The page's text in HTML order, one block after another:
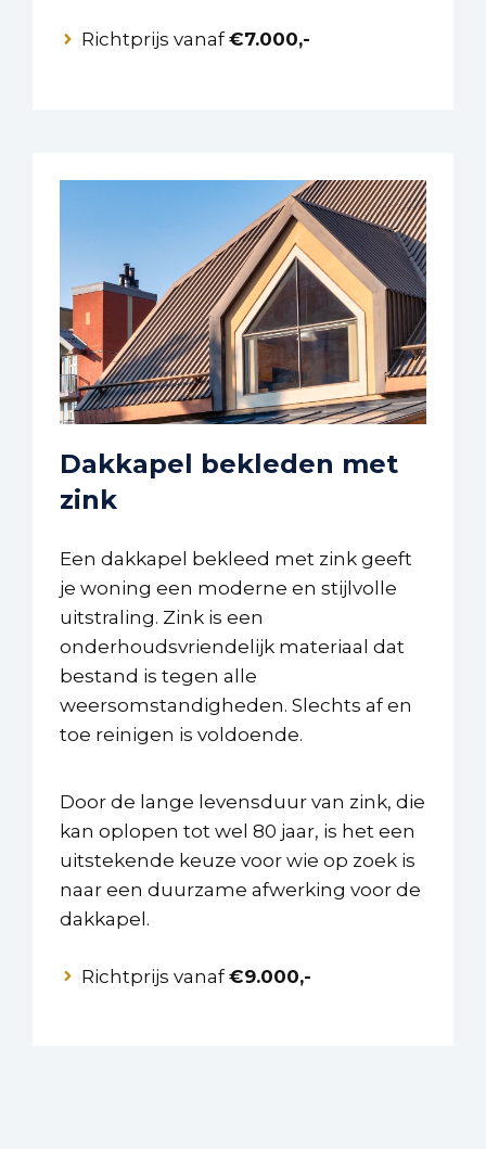
Richtprijs vanaf€7.000,-
Dakkapel bekleden met
zink
Een dakkapel bekleed met zink geeft
je woning een moderne en stijlvolle
uitstraling. Zink is een
onderhoudsvriendelijk materiaal dat
bestand is tegen alle
weersomstandigheden. Slechts af en
toe reinigen is voldoende.
Door de lange levensduur van zink, die
kan oplopen tot wel 80 jaar, is het een
uitstekende keuze voor wie op zoek is
naar een duurzame afwerking voor de
dakkapel.
Richtprijs vanaf€9.000,-